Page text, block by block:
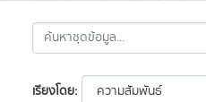
เรียงโดย